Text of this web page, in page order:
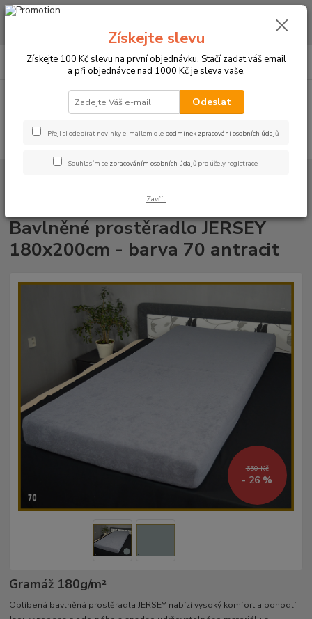
CHCETE NAKOUPIT VĚTŠÍ MNOŽSTVÍ NAŠICH PRODUKTŮ ZA LEPŠÍ
CZK
Hledat
+420 773 794 023
Pondělí-pátek 9-16 hodin
0
Bavlněné prostěradlo JERSEY
180x200cm - barva 70 antracit
650 Kč
- 26 %
Gramáž 180g/m²­
Oblíbená bavlněná prostěradla JERSEY nabízí vysoký komfort a pohodlí.
Získejte slevu
Získejte 100 Kč slevu na první objednávku. Stačí zadat váš email
a při objednávce nad 1000 Kč je sleva vaše.
Odeslat
Přeji si odebírat novinky e-mailem dle podmínek zpracování osobních údajů.
Souhlasím se zpracováním osobních údajů pro účely registrace.
Zavřít